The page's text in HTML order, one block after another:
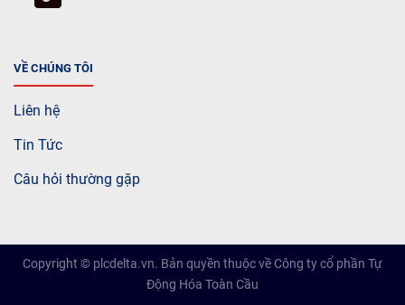
VỀ CHÚNG TÔI
Liên hệ
Tin Tức
Câu hỏi thường gặp
Copyright © plcdelta.vn. Bản quyền thuộc về Công ty cổ phần Tự
Động Hóa Toàn Cầu